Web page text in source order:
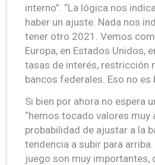
interno”. “La lógica nos
haber un ajuste. Nada nos
tener otro 2021. Vemos
Europa, en Estados Unidos,
tasas de interés, restricción
bancos federales. Eso no es
Si bien por ahora no espera
“hemos tocado valores muy
probabilidad de ajustar a la
tendencia a subir para
juego son muy importantes,